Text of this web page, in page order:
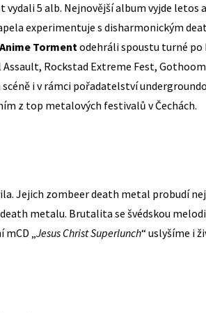
vydali 5 alb. Nejnovější album vyjde letos
experimentuje s disharmonickým
Anime Tormentodehráli spoustu turné po
Rockstad Extreme Fest,
i v rámci pořadatelství
z top metalových festivalů v Čechách.
Jejich zombeer death metal probudí
metalu. Brutalita se švédskou
„ Jesus Christ Superlunch“ uslyšíme i